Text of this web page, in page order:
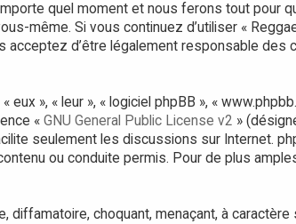
quel moment et nous ferons tout pour
même. Si vous continuez d’utiliser «
d’être légalement responsable des
», « leur », « logiciel phpBB », «
«GNU General Public License v2 »
seulement les discussions sur Internet.
ou conduite permis. Pour de plus
choquant, menaçant, à caractère